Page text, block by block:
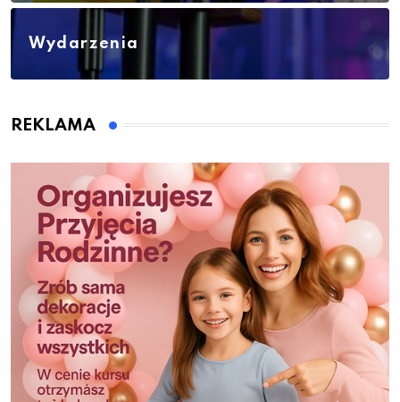
Wydarzenia
REKLAMA